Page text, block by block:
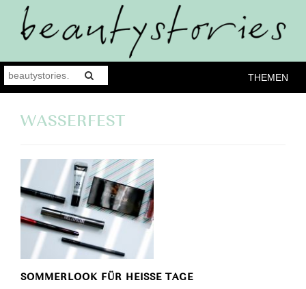
THEMEN
WASSERFEST
SOMMERLOOK FÜR HEISSE TAGE